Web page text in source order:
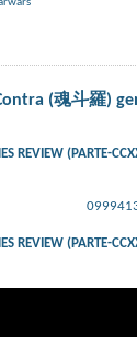
(魂斗羅)
REVIEW (PARTE-
REVIEW (PARTE-